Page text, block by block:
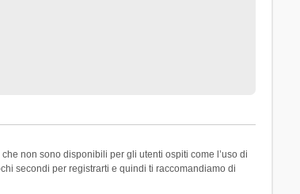
non sono disponibili per gli utenti ospiti come l’uso di
secondi per registrarti e quindi ti raccomandiamo di